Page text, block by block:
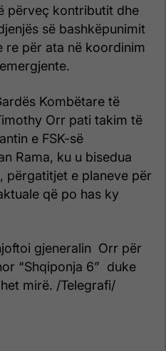
përveç kontributit dhe
së bashkëpunimit
re për ata në koordinim
Kombëtare të
Orr pati takim të
e FSK-së
Rama, ku u bisedua
përgatitjet e planeve për
që po has ky
gjeneralin Orr për
“Shqiponja 6” duke
mirë. /Telegrafi/